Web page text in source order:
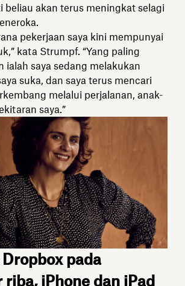
beliau akan terus meningkat selagi
pekerjaan saya kini mempunyai
kata Strumpf. “Yang paling
ialah saya sedang melakukan
suka, dan saya terus mencari
melalui perjalanan, anak-
saya.”
pada
riba, iPhone dan iPad